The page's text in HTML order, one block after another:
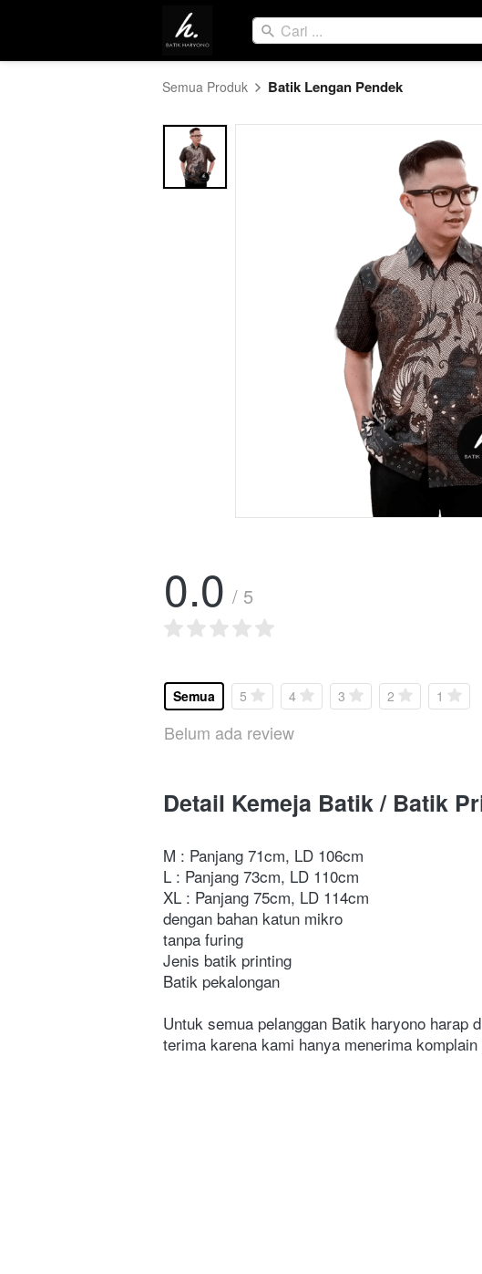
Cari ...
Semua Produk Batik Lengan Pendek
0.0 / 5
Semua 5 4 3 2 1
Belum ada review
Detail Kemeja Batik / Batik
M : Panjang 71cm, LD 106cm
L : Panjang 73cm, LD 110cm
XL : Panjang 75cm, LD 114cm
dengan bahan katun mikro
tanpa furing
Jenis batik printing
Batik pekalongan
Untuk semua pelanggan Batik haryono harap
terima karena kami hanya menerima
Victory di Pabean Cantikan membeli produk ini